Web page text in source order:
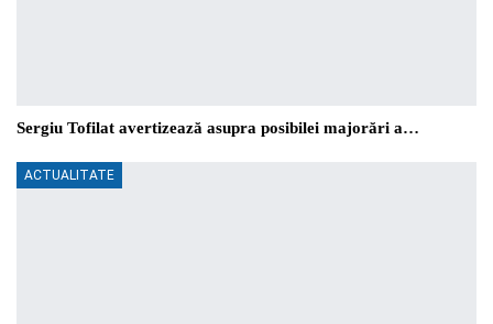
Sergiu Tofilat avertizează asupra posibilei majorări a…
ACTUALITATE